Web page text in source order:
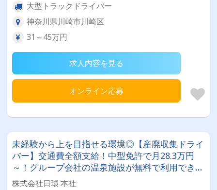
大型トラックドライバー
神奈川県川崎市川崎区
31～45万円
求人内容を見る
オンライン応募
未経験から上を目指せる環境◎【産廃収集ドライ
バー】交通費全額支給！中型免許で月28.3万円
～！グループ会社の温泉施設が無料で利用できる
特典もあり♪
株式会社日環 本社